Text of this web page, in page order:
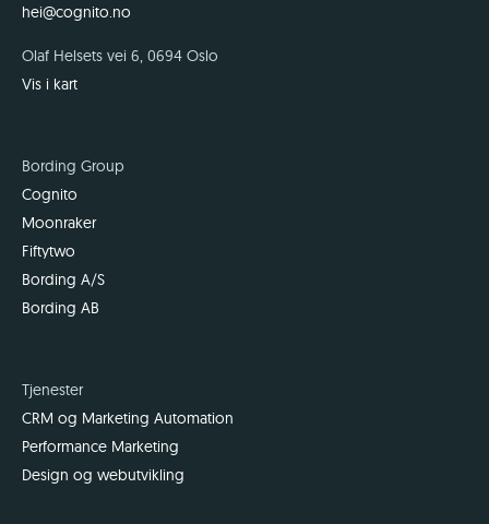
hei@cognito.no
Olaf Helsets vei 6, 0694 Oslo
Vis i kart
Bording Group
Cognito
Moonraker
Fiftytwo
Bording A/S
Bording AB
Tjenester
CRM og Marketing Automation
Performance Marketing
Design og webutvikling